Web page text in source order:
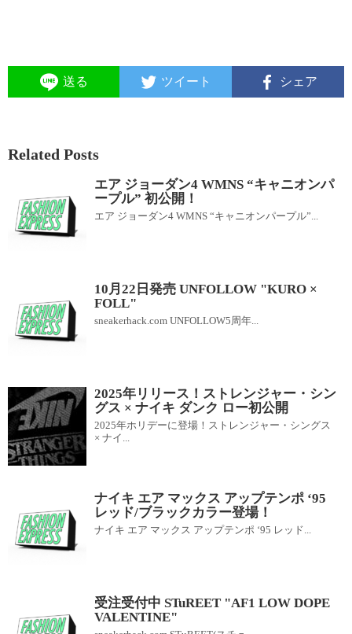
送る ツイート シェア
Related Posts
エア ジョーダン4 WMNS “キャニオンパ
ープル” 初公開！
エア ジョーダン4 WMNS “キャニオンパープル”...
10月22日発売 UNFOLLOW "KURO ×
FOLL"
sneakerhack.com UNFOLLOW5周年...
2025年リリース！ストレンジャー・シン
グス × ナイキ ダンク ロー初公開
2025年ホリデーに登場！ストレンジャー・シングス
× ナイ...
ナイキ エア マックス アップテンポ ‘95
レッド/ブラックカラー登場！
ナイキ エア マックス アップテンポ ‘95 レッド...
受注受付中 STuREET "AF1 LOW DOPE
VALENTINE"